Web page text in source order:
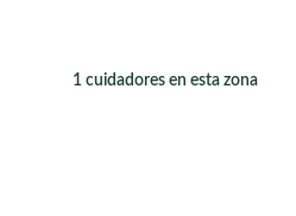
1 cuidadores en esta zona